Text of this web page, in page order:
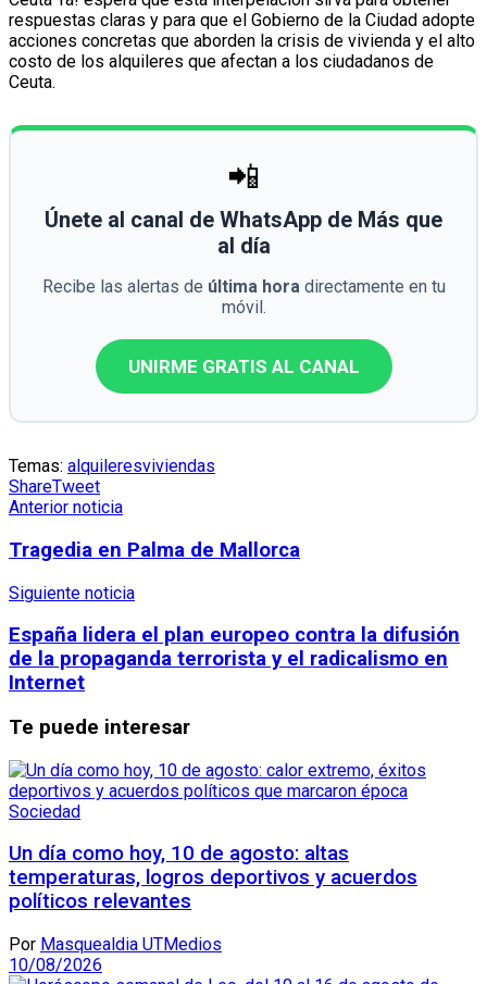
respuestas claras y para que el Gobierno de la Ciudad adopte
acciones concretas que aborden la crisis de vivienda y el alto
costo de los alquileres que afectan a los ciudadanos de
Ceuta.
📲
Únete al canal de WhatsApp de Más que
al día
Recibe las alertas de última horadirectamente en tu
móvil.
UNIRME GRATIS AL CANAL
Temas: alquileresviviendas
ShareTweet
Anterior noticia
Tragedia en Palma de Mallorca
Siguiente noticia
España lidera el plan europeo contra la difusión
de la propaganda terrorista y el radicalismo en
Internet
Te puede interesar
Sociedad
Un día como hoy, 10 de agosto: altas
temperaturas, logros deportivos y acuerdos
políticos relevantes
Por Masquealdia UTMedios
10/08/2026